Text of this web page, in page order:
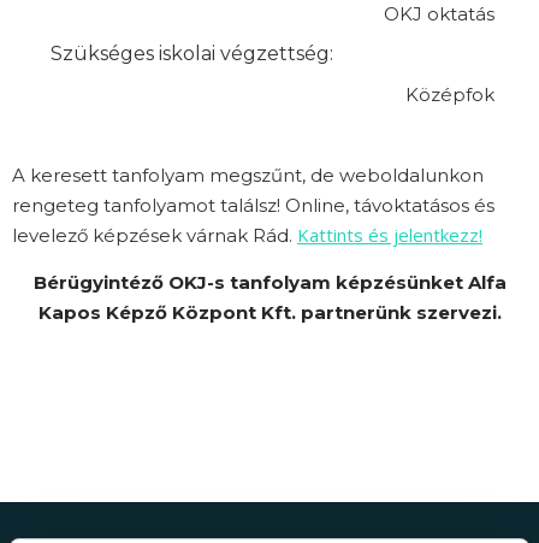
OKJ oktatás
Szükséges iskolai végzettség:
Középfok
A keresett tanfolyam megszűnt, de weboldalunkon
rengeteg tanfolyamot találsz! Online, távoktatásos és
levelező képzések várnak Rád. Kattints és jelentkezz!
Bérügyintéző OKJ-s tanfolyam képzésünket Alfa
Kapos Képző Központ Kft. partnerünk szervezi.